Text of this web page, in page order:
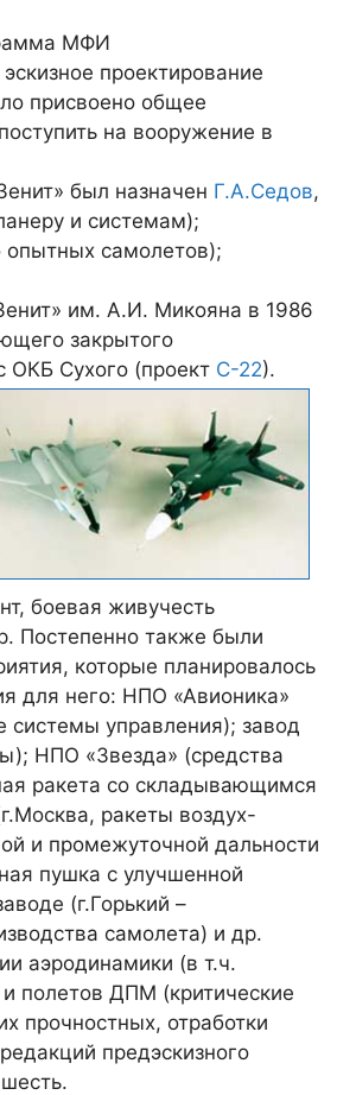
МФИ
проектирование
присвоено общее
на вооружение в
был назначен Г.А.Седов,
и системам);
опытных самолетов);
им. А.И. Микояна в 1986
закрытого
ОКБ Сухого (проект С-22).
боевая живучесть
Постепенно также были
которые планировалось
для него: НПО «Авионика»
управления); завод
НПО «Звезда» (средства
ракета со складывающимся
ракеты воздух-
и промежуточной дальности
пушка с улучшенной
(г.Горький –
самолета) и др.
аэродинамики (в т.ч.
полетов ДПМ (критические
прочностных, отработки
предэскизного